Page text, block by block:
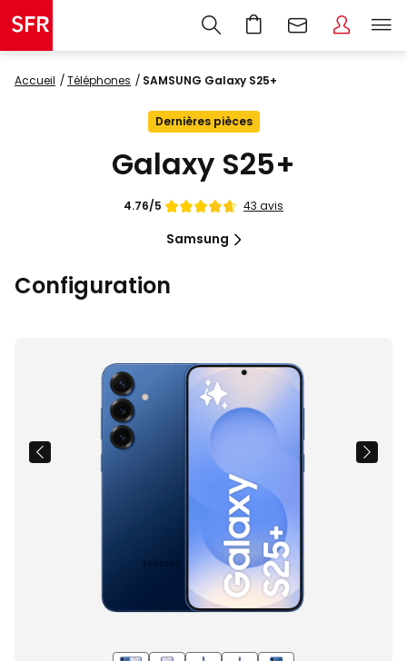
Accueil Téléphones SAMSUNG Galaxy S25+
Dernières pièces
Galaxy S25+
Note
4.76/5 43 avis
Samsung
Configuration
Images
du
produit